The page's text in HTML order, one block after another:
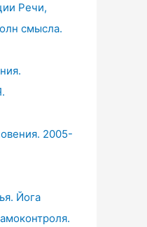
Речи,
смысла.
2005-
Йога